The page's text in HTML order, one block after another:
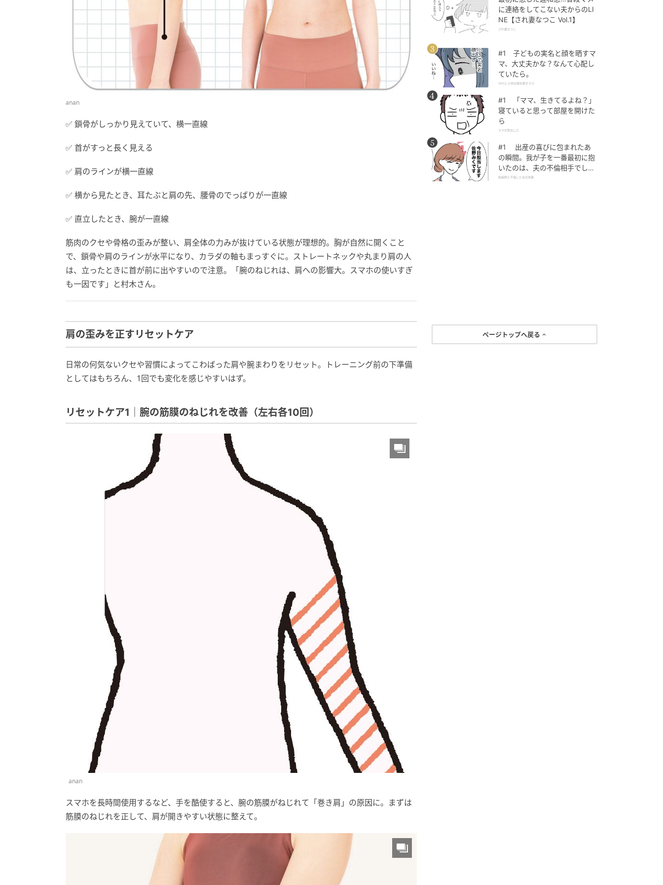
anan
✅️ 鎖骨がしっかり見えていて、横一直線
✅️ 首がすっと長く見える
✅️ 肩のラインが横一直線
✅️ 横から見たとき、耳たぶと肩の先、腰骨のでっぱりが一直線
✅️ 直立したとき、腕が一直線
筋肉のクセや骨格の歪みが整い、肩全体の力みが抜けている状態が理想的。胸が自然に開くこと
で、鎖骨や肩のラインが水平になり、カラダの軸もまっすぐに。ストレートネックや丸まり肩の人
は、立ったときに首が前に出やすいので注意。「腕のねじれは、肩への影響大。スマホの使いすぎ
も一因です」と村木さん。
肩の歪みを正すリセットケア
日常の何気ないクセや習慣によってこわばった肩や腕まわりをリセット。トレーニング前の下準備
としてはもちろん、1回でも変化を感じやすいはず。
リセットケア1｜腕の筋膜のねじれを改善（左右各10回）
anan
スマホを長時間使用するなど、手を酷使すると、腕の筋膜がねじれて「巻き肩」の原因に。まずは
筋膜のねじれを正して、肩が開きやすい状態に整えて。
に連絡をしてこない夫からのLI
NE【され妻なつこ Vol.1】
され妻なつこ
#1 子どもの実名と顔を晒すマ
マ、大丈夫かな？なんて心配し
ていたら。
SNSに子供の顔を晒すママ
#1 「ママ、生きてるよね？」
寝ていると思って部屋を開けた
ら
ママが家出した
#1 出産の喜びに包まれたあ
の瞬間。我が子を一番最初に抱
いたのは、夫の不倫相手でし
た。
助産師と不倫した夫の末路
ページトップへ戻る